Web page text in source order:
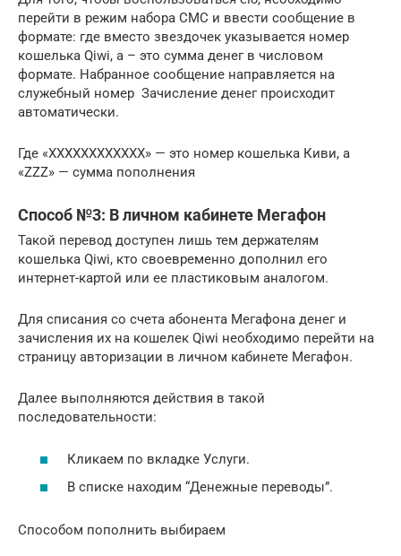
перейти в режим набора СМС и ввести сообщение в
формате: где вместо звездочек указывается номер
кошелька Qiwi, а – это сумма денег в числовом
формате. Набранное сообщение направляется на
служебный номер Зачисление денег происходит
автоматически.
Где «XXXXXXXXXXXX» — это номер кошелька Киви, а
«ZZZ» — сумма пополнения
Способ №3: В личном кабинете Мегафон
Такой перевод доступен лишь тем держателям
кошелька Qiwi, кто своевременно дополнил его
интернет-картой или ее пластиковым аналогом.
Для списания со счета абонента Мегафона денег и
зачисления их на кошелек Qiwi необходимо перейти на
страницу авторизации в личном кабинете Мегафон.
Далее выполняются действия в такой
последовательности:
Кликаем по вкладке Услуги.
В списке находим “Денежные переводы”.
Способом пополнить выбираем